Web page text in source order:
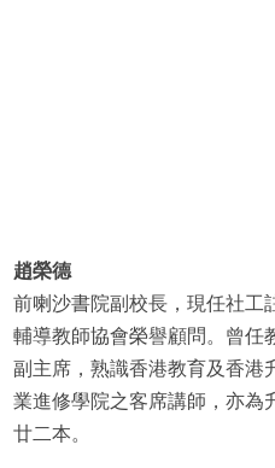
趙榮德
前喇沙書院副校長，現任社工
輔導教師協會榮譽顧問。曾任
副主席，熟識香港教育及香港
業進修學院之客席講師，亦為
廿二本。